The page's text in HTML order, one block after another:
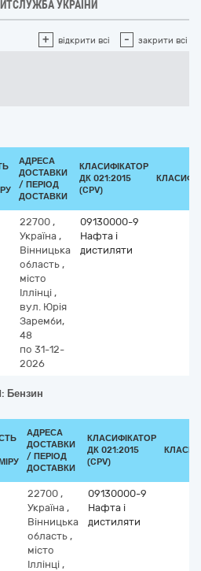
УКРАЇНИ
+ відкрити всі - закрити всі
АДРЕСА
ДОСТАВКИ
/ ПЕРІОД
ДОСТАВКИ
КЛАСИФІКАТОР
ДК 021:2015
(CPV)
22700 ,
Україна ,
Вінницька
область ,
місто
Іллінці ,
вул. Юрія
Заремби,
48
по 31-12-
2026
09130000-9
Нафта і
дистиляти
Бензин
АДРЕСА
ДОСТАВКИ
/ ПЕРІОД
ДОСТАВКИ
КЛАСИФІКАТОР
ДК 021:2015
(CPV)
22700 ,
Україна ,
Вінницька
область ,
місто
Іллінці ,
09130000-9
Нафта і
дистиляти